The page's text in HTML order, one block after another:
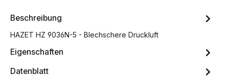
Beschreibung
HAZET HZ 9036N-5 - Blechschere Druckluft
Eigenschaften
Datenblatt